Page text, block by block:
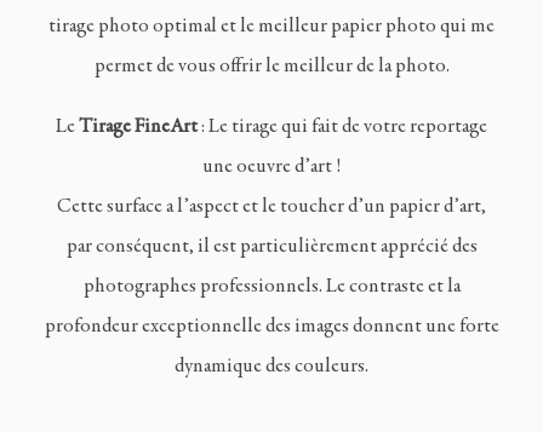
tirage photo optimal et le meilleur papier photo qui me
permet de vous offrir le meilleur de la photo.
LeTirage FineArt: Le tirage qui fait de votre reportage
une oeuvre d’art !
Cette surface a l’aspect et le toucher d’un papier d’art,
par conséquent, il est particulièrement apprécié des
photographes professionnels. Le contraste et la
profondeur exceptionnelle des images donnent une forte
dynamique des couleurs.